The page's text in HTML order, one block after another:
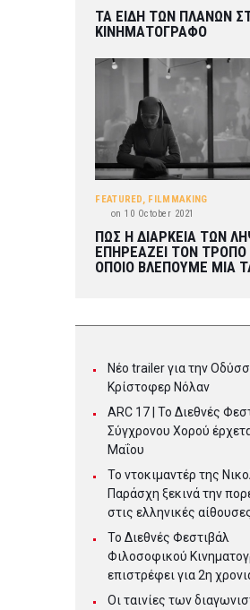
ΤΑ ΕΙΔΗ ΤΩΝ ΠΛΑΝΩΝ
ΚΙΝΗΜΑΤΟΓΡΑΦΟ
FEATURED
FILMMAKING
on 10 October 2021
ΠΩΣ Η ΔΙΑΡΚΕΙΑ ΤΩΝ
ΕΠΗΡΕΑΖΕΙ ΤΟΝ
ΟΠΟΙΟ ΒΛΕΠΟΥΜΕ ΜΙΑ
Νέο trailer για την
Κρίστοφερ Νόλαν
ARC 17 | To Διεθνές
Σύγχρονου Χορού
Μαΐου
Το ντοκιμαντέρ της
Παράσχη ξεκινά την
στις ελληνικές
Το Διεθνές Φεστιβάλ
Φιλοσοφικού
επιστρέφει για 2η
Οι ταινίες των